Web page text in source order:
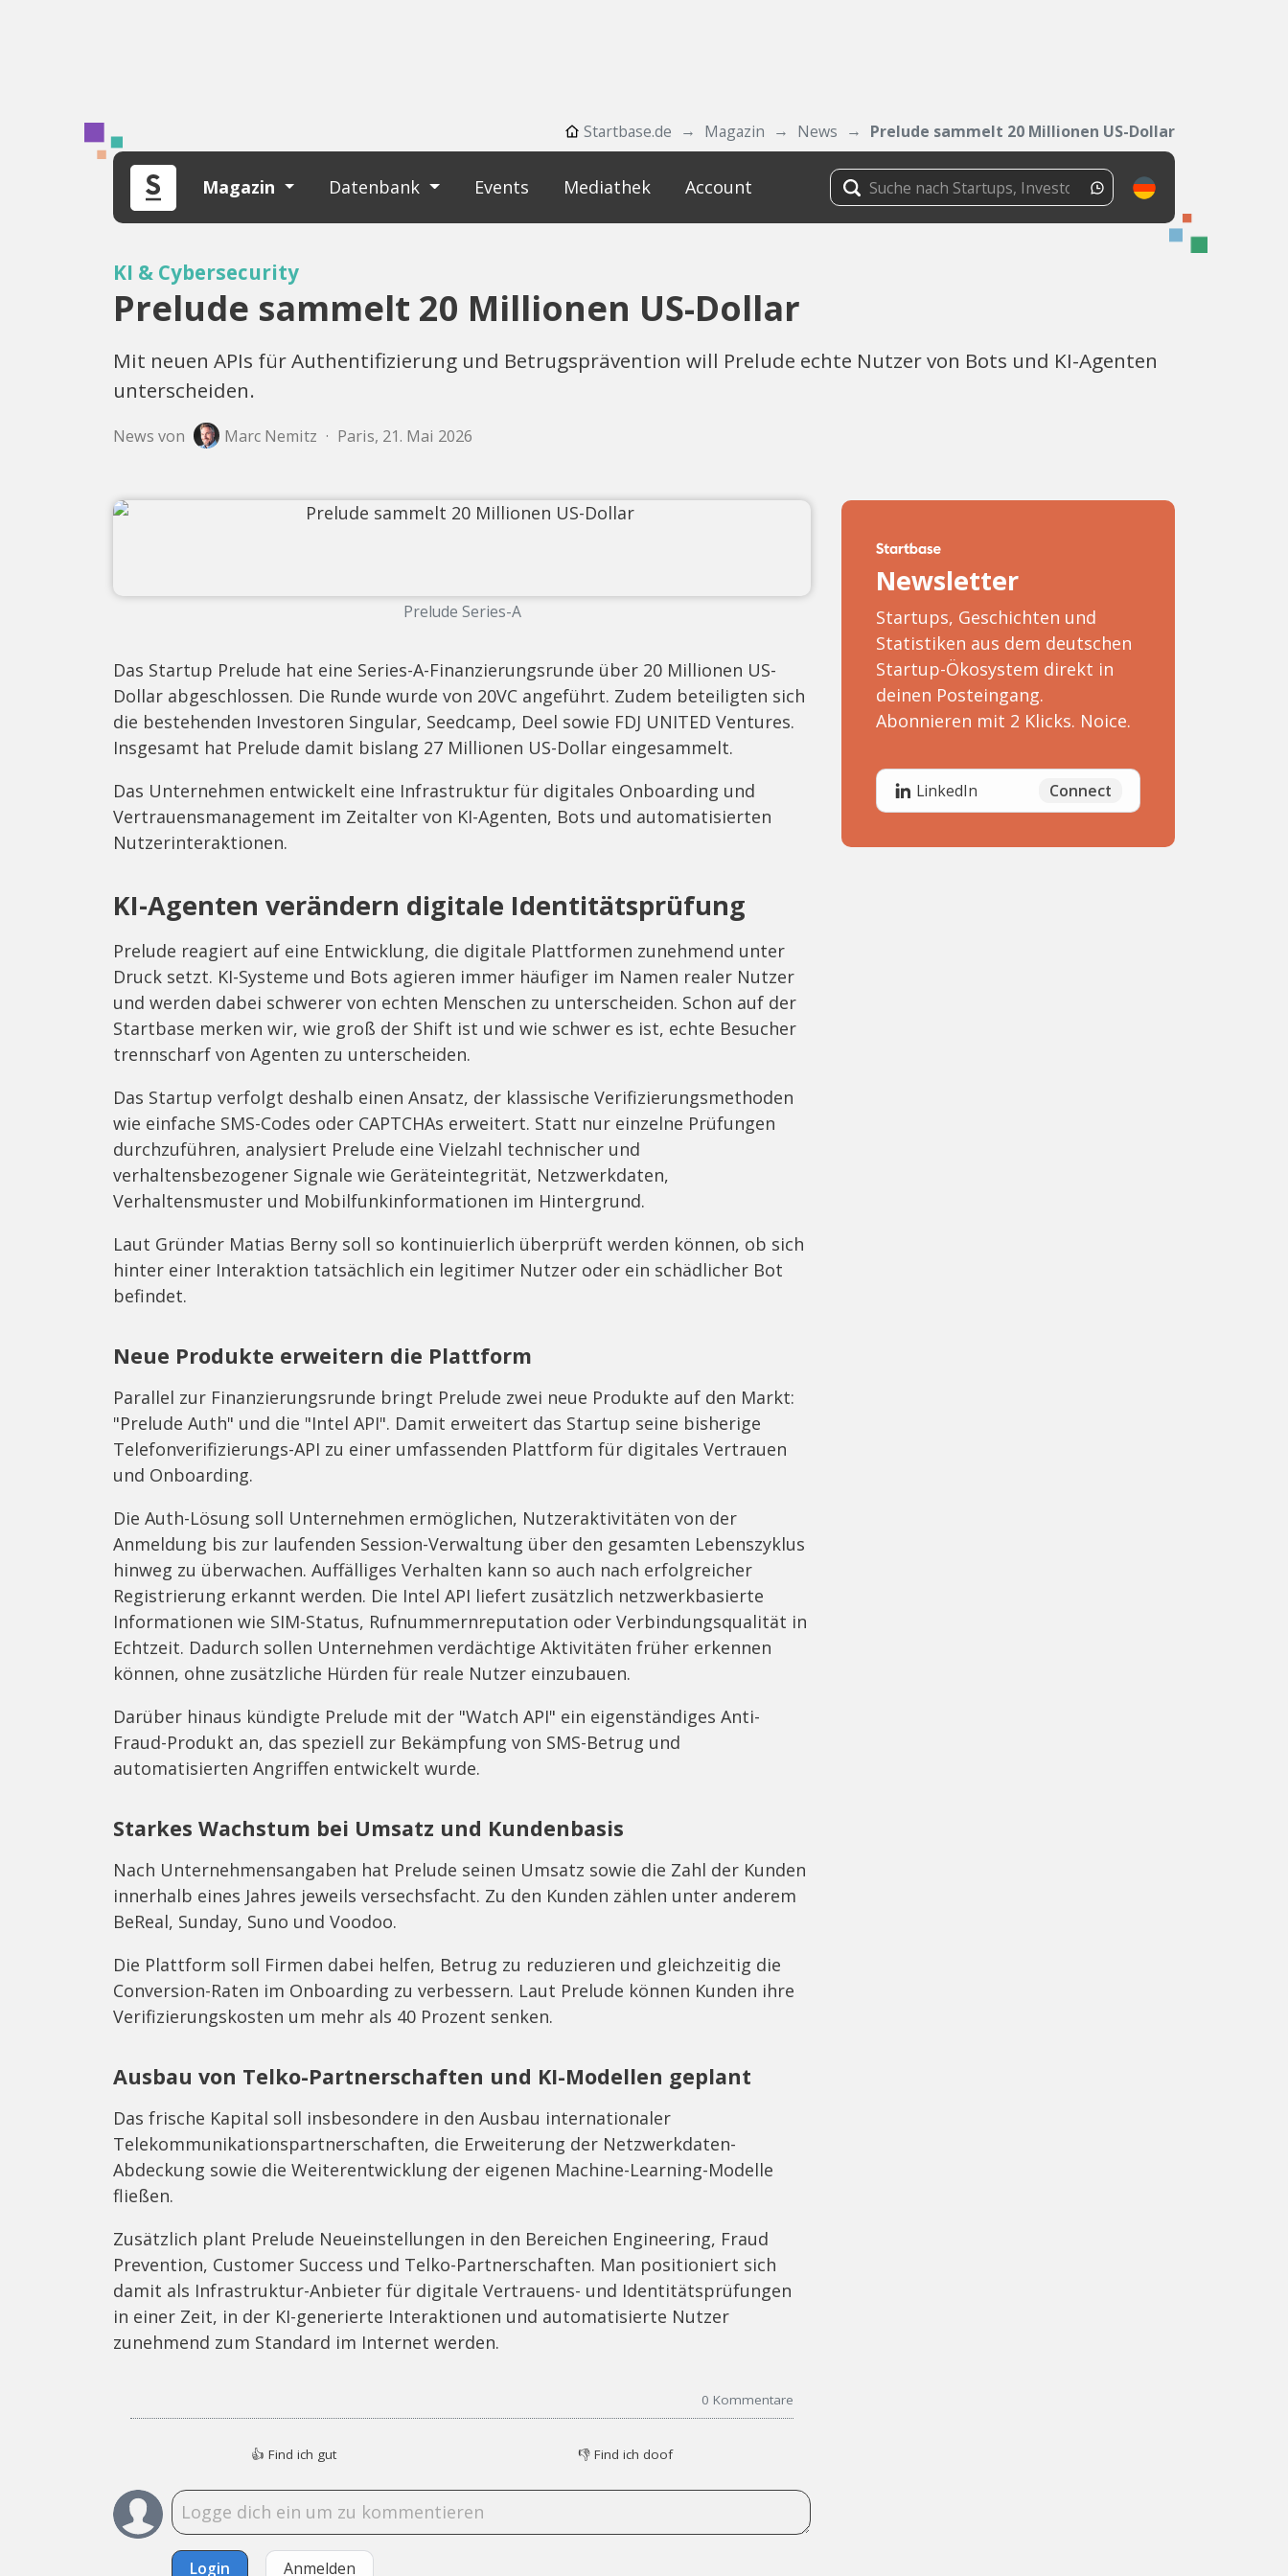
Startbase.de Magazin News Prelude sammelt 20 Millionen US-Dollar
Magazin Datenbank Events Mediathek Account
KI & Cybersecurity
Prelude sammelt 20 Millionen US-Dollar
Mit neuen APIs für Authentifizierung und Betrugsprävention will Prelude echte Nutzer von Bots und KI-Agenten
unterscheiden.
News von Marc Nemitz · Paris, 21. Mai 2026
Prelude Series-A
Das Startup Prelude hat eine Series-A-Finanzierungsrunde über 20 Millionen US-
Dollar abgeschlossen. Die Runde wurde von 20VC angeführt. Zudem beteiligten sich
die bestehenden Investoren Singular, Seedcamp, Deel sowie FDJ UNITED Ventures.
Insgesamt hat Prelude damit bislang 27 Millionen US-Dollar eingesammelt.
Das Unternehmen entwickelt eine Infrastruktur für digitales Onboarding und
Vertrauensmanagement im Zeitalter von KI-Agenten, Bots und automatisierten
Nutzerinteraktionen.
KI-Agenten verändern digitale Identitätsprüfung
Prelude reagiert auf eine Entwicklung, die digitale Plattformen zunehmend unter
Druck setzt. KI-Systeme und Bots agieren immer häufiger im Namen realer Nutzer
und werden dabei schwerer von echten Menschen zu unterscheiden. Schon auf der
Startbase merken wir, wie groß der Shift ist und wie schwer es ist, echte Besucher
trennscharf von Agenten zu unterscheiden.
Das Startup verfolgt deshalb einen Ansatz, der klassische Verifizierungsmethoden
wie einfache SMS-Codes oder CAPTCHAs erweitert. Statt nur einzelne Prüfungen
durchzuführen, analysiert Prelude eine Vielzahl technischer und
verhaltensbezogener Signale wie Geräteintegrität, Netzwerkdaten,
Verhaltensmuster und Mobilfunkinformationen im Hintergrund.
Laut Gründer Matias Berny soll so kontinuierlich überprüft werden können, ob sich
hinter einer Interaktion tatsächlich ein legitimer Nutzer oder ein schädlicher Bot
befindet.
Neue Produkte erweitern die Plattform
Parallel zur Finanzierungsrunde bringt Prelude zwei neue Produkte auf den Markt:
"Prelude Auth" und die "Intel API". Damit erweitert das Startup seine bisherige
Telefonverifizierungs-API zu einer umfassenden Plattform für digitales Vertrauen
und Onboarding.
Die Auth-Lösung soll Unternehmen ermöglichen, Nutzeraktivitäten von der
Anmeldung bis zur laufenden Session-Verwaltung über den gesamten Lebenszyklus
hinweg zu überwachen. Auffälliges Verhalten kann so auch nach erfolgreicher
Registrierung erkannt werden. Die Intel API liefert zusätzlich netzwerkbasierte
Informationen wie SIM-Status, Rufnummernreputation oder Verbindungsqualität in
Echtzeit. Dadurch sollen Unternehmen verdächtige Aktivitäten früher erkennen
können, ohne zusätzliche Hürden für reale Nutzer einzubauen.
Darüber hinaus kündigte Prelude mit der "Watch API" ein eigenständiges Anti-
Fraud-Produkt an, das speziell zur Bekämpfung von SMS-Betrug und
automatisierten Angriffen entwickelt wurde.
Starkes Wachstum bei Umsatz und Kundenbasis
Nach Unternehmensangaben hat Prelude seinen Umsatz sowie die Zahl der Kunden
innerhalb eines Jahres jeweils versechsfacht. Zu den Kunden zählen unter anderem
BeReal, Sunday, Suno und Voodoo.
Die Plattform soll Firmen dabei helfen, Betrug zu reduzieren und gleichzeitig die
Conversion-Raten im Onboarding zu verbessern. Laut Prelude können Kunden ihre
Verifizierungskosten um mehr als 40 Prozent senken.
Ausbau von Telko-Partnerschaften und KI-Modellen geplant
Das frische Kapital soll insbesondere in den Ausbau internationaler
Telekommunikationspartnerschaften, die Erweiterung der Netzwerkdaten-
Abdeckung sowie die Weiterentwicklung der eigenen Machine-Learning-Modelle
fließen.
Zusätzlich plant Prelude Neueinstellungen in den Bereichen Engineering, Fraud
Prevention, Customer Success und Telko-Partnerschaften. Man positioniert sich
damit als Infrastruktur-Anbieter für digitale Vertrauens- und Identitätsprüfungen
in einer Zeit, in der KI-generierte Interaktionen und automatisierte Nutzer
zunehmend zum Standard im Internet werden.
0 Kommentare
👍 Find ich gut 👎 Find ich doof
Login Anmelden
Newsletter
Startups, Geschichten und
Statistiken aus dem deutschen
Startup-Ökosystem direkt in
deinen Posteingang.
Abonnieren mit 2 Klicks. Noice.
LinkedIn Connect